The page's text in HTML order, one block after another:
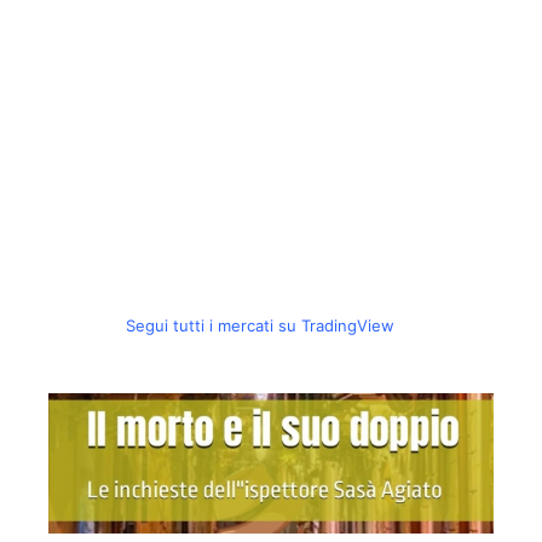
Segui tutti i mercati su TradingView